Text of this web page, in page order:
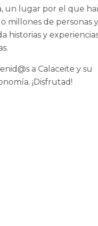
un lugar por el que
millones de personas
historias y
a Calaceite y su
¡Disfrutad!